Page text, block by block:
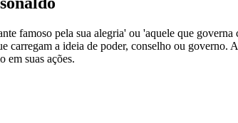
famoso pela sua alegria' ou 'aquele que
carregam a ideia de poder, conselho ou governo.
em suas ações.